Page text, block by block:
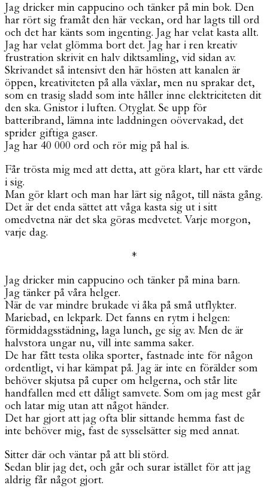
Jag dricker min cappucino och tänker på min bok. Den
har rört sig framåt den här veckan, ord har lagts till ord
och det har känts som ingenting. Jag har velat kasta allt.
Jag har velat glömma bort det. Jag har i ren kreativ
frustration skrivit en halv diktsamling, vid sidan av.
Skrivandet så intensivt den här hösten att kanalen är
öppen, kreativiteten på alla växlar, men nu sprakar det,
som en trasig sladd som inte håller inne elektriciteten dit
den ska. Gnistor i luften. Otyglat. Se upp för
batteribrand, lämna inte laddningen oövervakad, det
sprider giftiga gaser.
Jag har 40 000 ord och rör mig på hal is.
Får trösta mig med att detta, att göra klart, har ett värde
i sig.
Man gör klart och man har lärt sig något, till nästa gång.
Det är det enda sättet att våga kasta sig ut i sitt
omedvetna när det ska göras medvetet. Varje morgon,
varje dag.
*
Jag dricker min cappucino och tänker på mina barn.
Jag tänker på våra helger.
När de var mindre brukade vi åka på små utflykter.
Mariebad, en lekpark. Det fanns en rytm i helgen:
förmiddagsstädning, laga lunch, ge sig av. Men de är
halvstora ungar nu, vill inte samma saker.
De har fått testa olika sporter, fastnade inte för någon
ordentligt, vi har kämpat på. Jag är inte en förälder som
behöver skjutsa på cuper om helgerna, och står lite
handfallen med ett dåligt samvete. Som om jag mest går
och latar mig utan att något händer.
Det har gjort att jag ofta blir sittande hemma fast de
inte behöver mig, fast de sysselsätter sig med annat.
Sitter där och väntar på att bli störd.
Sedan blir jag det, och går och surar istället för att jag
aldrig får något gjort.